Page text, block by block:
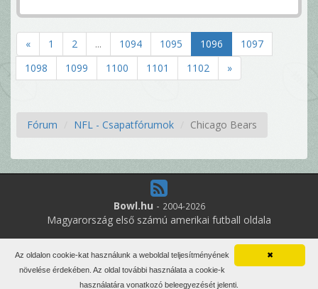
« 1 2 ... 1094 1095 1096
1097
1098
1099 1100 1101 1102 »
Fórum NFL - Csapatfórumok Chicago Bears
Bowl.hu - 2004-2026
Magyarország első számú amerikai futball oldala
19
online felhasználó
Minden jog fenntartva. Írott anyagok újraközlése csak a szerző
engedélyével.
✖
Az oldalon cookie-kat használunk a weboldal teljesítményének
növelése érdekében. Az oldal további használata a cookie-k
használatára vonatkozó beleegyezését jelenti.